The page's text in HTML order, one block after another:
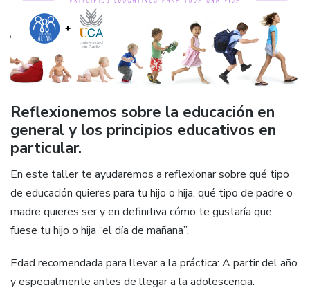
Reflexionemos sobre la educación en
general y los principios educativos en
particular.
En este taller te ayudaremos a reflexionar sobre qué tipo
de educación quieres para tu hijo o hija, qué tipo de padre o
madre quieres ser y en definitiva cómo te gustaría que
fuese tu hijo o hija “el día de mañana”.
Edad recomendada para llevar a la práctica: A partir del año
y especialmente antes de llegar a la adolescencia.